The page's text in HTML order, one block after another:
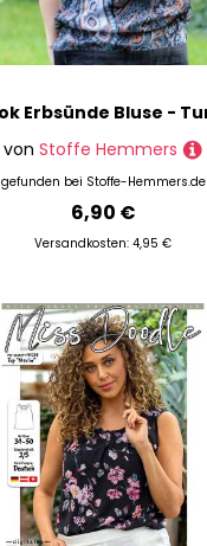
von Stoffe Hemmers
gefunden bei Stoffe-Hemmers.de
6,90 €
Versandkosten: 4,95 €